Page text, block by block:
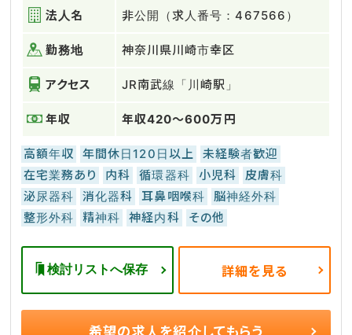
法人名 非公開（求人番号：467566）
勤務地 神奈川県川崎市幸区
アクセス JR南武線「川崎駅」
年収 年収420～600万円
高額年収 年間休日120日以上
未経験者歓迎
在宅業務あり
内科 循環器科 小児科
皮膚科
泌尿器科
消化器科 耳鼻咽喉科
脳神経外科
整形外科
精神科 神経内科 その他
検討リストへ保存 詳細を見る
希望の求人を紹介してもらう